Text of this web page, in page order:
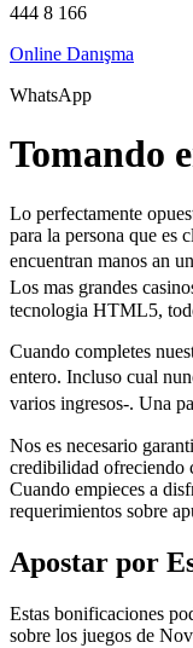
444 8 166
Online Danışma
WhatsApp
Tomando
Lo perfectamente
para la persona que es
encuentran manos an
Los mas grandes
tecnologia HTML5,
Cuando completes
entero. Incluso cual
varios ingresos-. Una
Nos es necesario
credibilidad ofreciendo
Cuando empieces a
requerimientos sobre
Apostar por
Estas bonificaciones
sobre los juegos de